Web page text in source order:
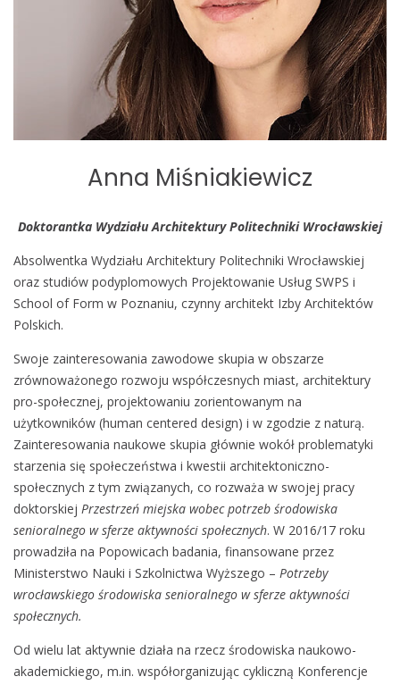
Anna Miśniakiewicz
Doktorantka Wydziału Architektury Politechniki Wrocławskiej
Absolwentka Wydziału Architektury Politechniki Wrocławskiej
oraz studiów podyplomowych Projektowanie Usług SWPS i
School of Form w Poznaniu, czynny architekt Izby Architektów
Polskich.
Swoje zainteresowania zawodowe skupia w obszarze
zrównoważonego rozwoju współczesnych miast, architektury
pro-społecznej, projektowaniu zorientowanym na
użytkowników (human centered design) i w zgodzie z naturą.
Zainteresowania naukowe skupia głównie wokół problematyki
starzenia się społeczeństwa i kwestii architektoniczno-
społecznych z tym związanych, co rozważa w swojej pracy
doktorskiej Przestrzeń miejska wobec potrzeb środowiska
senioralnego w sferze aktywności społecznych. W 2016/17 roku
prowadziła na Popowicach badania, finansowane przez
Ministerstwo Nauki i Szkolnictwa Wyższego – Potrzeby
wrocławskiego środowiska senioralnego w sferze aktywności
społecznych.
Od wielu lat aktywnie działa na rzecz środowiska naukowo-
akademickiego, m.in. współorganizując cykliczną Konferencje